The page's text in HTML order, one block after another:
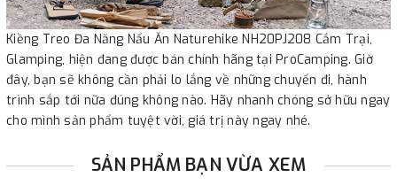
Kiềng Treo Đa Năng Nấu Ăn Naturehike NH20PJ208 Cắm Trại,
Glamping, hiện đang được bán chính hãng tại ProCamping. Giờ
đây, bạn sẽ không cần phải lo lắng về những chuyến đi, hành
trình sắp tới nữa đúng không nào. Hãy nhanh chóng sở hữu ngay
cho mình sản phẩm tuyệt vời, giá trị này ngay nhé.
SẢN PHẨM BẠN VỪA XEM